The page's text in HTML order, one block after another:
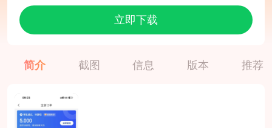
立即下载
简介 截图 信息 版本 推荐